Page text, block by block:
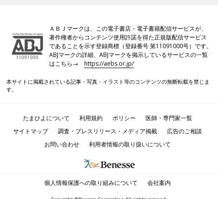
ＡＢＪマークは、この電子書店・電子書籍配信サービスが、
著作権者からコンテンツ使用許諾を得た正規版配信サービス
であることを示す登録商標（登録番号 第11091000号）です。
ABJマークの詳細、ABJマークを掲示しているサービスの一覧
はこちら→https://aebs.or.jp/
本サイトに掲載されている記事・写真・イラスト等のコンテンツの無断転載を禁じま
す。
たまひよについて 利用規約 ポリシー
医師・専門家一覧
サイトマップ
調査・プレスリリース・メディア掲載
広告のご相談
お問い合わせ
利用者情報の取り扱いについて
個人情報保護への取り組みについて 会社案内